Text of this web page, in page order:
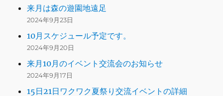
来月は森の遊園地遠足
2024年9月23日
10月スケジュール予定です。
2024年9月20日
来月10月のイベント交流会のお知らせ
2024年9月17日
15日21日ワクワク夏祭り交流イベントの詳細